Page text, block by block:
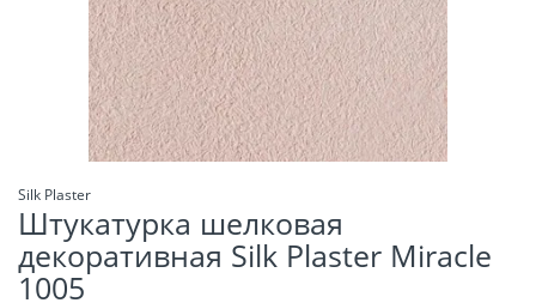
Silk Plaster
Штукатурка шелковая
декоративная Silk Plaster Miracle
1005